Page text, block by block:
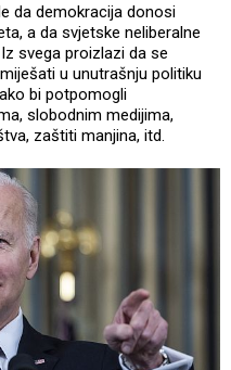
da demokracija donosi
a da svjetske neliberalne
svega proizlazi da se
u unutrašnju politiku
bi potpomogli
slobodnim medijima,
zaštiti manjina, itd.